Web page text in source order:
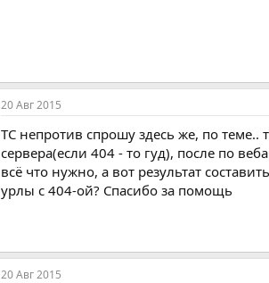
20 Авг 2015
ТС непротив спрошу здесь же, по теме..
сервера(если 404 - то гуд), после по
всё что нужно, а вот результат
урлы с 404-ой? Спасибо за помощь
20 Авг 2015